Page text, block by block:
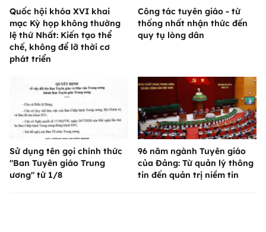
Quốc hội khóa XVI khai
mạc Kỳ họp không thường
lệ thứ Nhất: Kiến tạo thể
chế, không để lỡ thời cơ
phát triển
Công tác tuyên giáo - từ
thống nhất nhận thức đến
quy tụ lòng dân
Sử dụng tên gọi chính thức
"Ban Tuyên giáo Trung
ương" từ 1/8
96 năm ngành Tuyên giáo
của Đảng: Từ quản lý thông
tin đến quản trị niềm tin